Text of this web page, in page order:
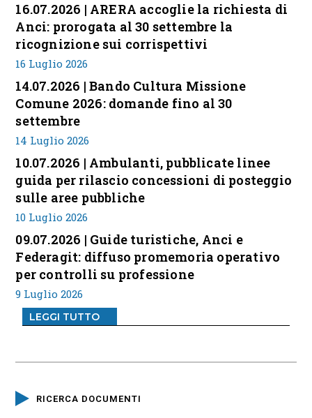
16.07.2026 | ARERA accoglie la richiesta di
Anci: prorogata al 30 settembre la
ricognizione sui corrispettivi
16 Luglio 2026
14.07.2026 | Bando Cultura Missione
Comune 2026: domande fino al 30
settembre
14 Luglio 2026
10.07.2026 | Ambulanti, pubblicate linee
guida per rilascio concessioni di posteggio
sulle aree pubbliche
10 Luglio 2026
09.07.2026 | Guide turistiche, Anci e
Federagit: diffuso promemoria operativo
per controlli su professione
9 Luglio 2026
LEGGI TUTTO
RICERCA DOCUMENTI